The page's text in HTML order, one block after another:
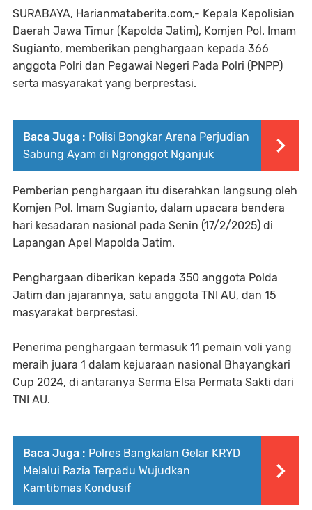
SURABAYA, Harianmataberita.com,- Kepala Kepolisian
Daerah Jawa Timur (Kapolda Jatim), Komjen Pol. Imam
Sugianto, memberikan penghargaan kepada 366
anggota Polri dan Pegawai Negeri Pada Polri (PNPP)
serta masyarakat yang berprestasi.
Baca Juga : Polisi Bongkar Arena Perjudian
Sabung Ayam di Ngronggot Nganjuk
Pemberian penghargaan itu diserahkan langsung oleh
Komjen Pol. Imam Sugianto, dalam upacara bendera
hari kesadaran nasional pada Senin (17/2/2025) di
Lapangan Apel Mapolda Jatim.
Penghargaan diberikan kepada 350 anggota Polda
Jatim dan jajarannya, satu anggota TNI AU, dan 15
masyarakat berprestasi.
Penerima penghargaan termasuk 11 pemain voli yang
meraih juara 1 dalam kejuaraan nasional Bhayangkari
Cup 2024, di antaranya Serma Elsa Permata Sakti dari
TNI AU.
Baca Juga : Polres Bangkalan Gelar KRYD
Melalui Razia Terpadu Wujudkan
Kamtibmas Kondusif